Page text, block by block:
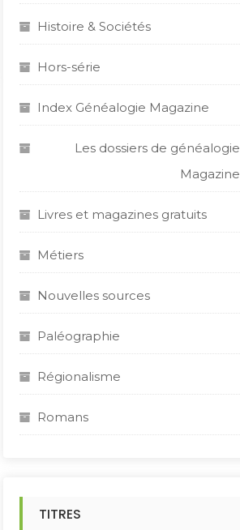
Histoire & Sociétés
Hors-série
Index Généalogie Magazine
Les dossiers de généalogie
Magazine
Livres et magazines gratuits
Métiers
Nouvelles sources
Paléographie
Régionalisme
Romans
TITRES